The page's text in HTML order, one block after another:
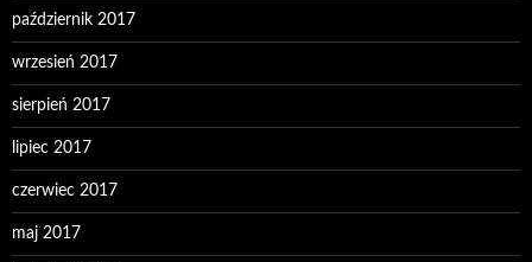
październik 2017
wrzesień 2017
sierpień 2017
lipiec 2017
czerwiec 2017
maj 2017